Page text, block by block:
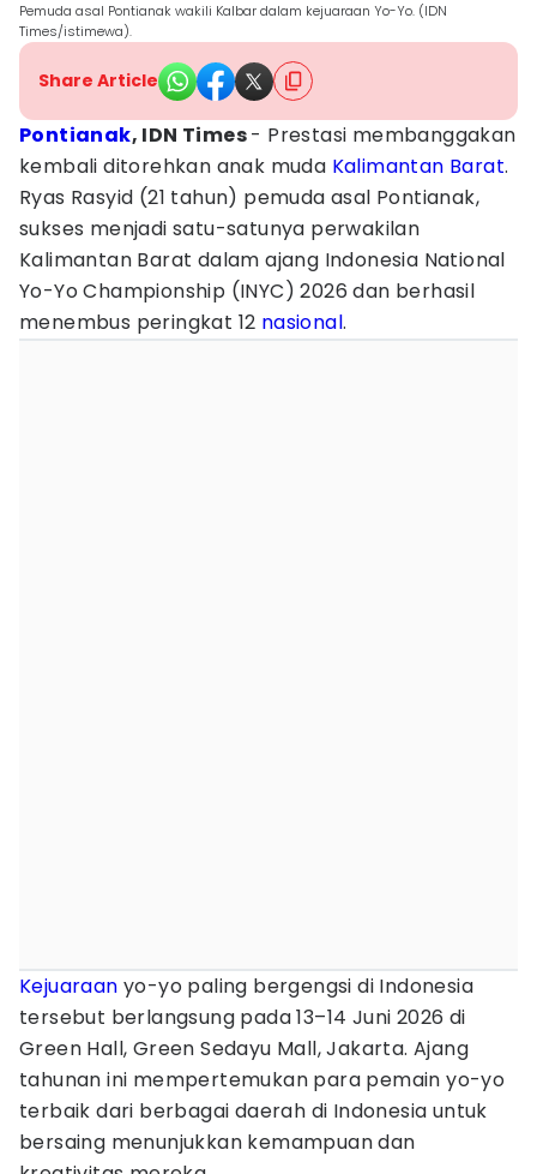
Pemuda asal Pontianak wakili Kalbar dalam kejuaraan Yo-Yo. (IDN
Times/istimewa).
Share Article
Pontianak, IDN Times- Prestasi membanggakan
kembali ditorehkan anak muda Kalimantan Barat.
Ryas Rasyid (21 tahun) pemuda asal Pontianak,
sukses menjadi satu-satunya perwakilan
Kalimantan Barat dalam ajang Indonesia National
Yo-Yo Championship (INYC) 2026 dan berhasil
menembus peringkat 12 nasional.
Kejuaraan yo-yo paling bergengsi di Indonesia
tersebut berlangsung pada 13–14 Juni 2026 di
Green Hall, Green Sedayu Mall, Jakarta. Ajang
tahunan ini mempertemukan para pemain yo-yo
terbaik dari berbagai daerah di Indonesia untuk
bersaing menunjukkan kemampuan dan